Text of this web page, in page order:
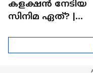
കളക്ഷൻ നേടിയ
സിനിമ ഏത്? |